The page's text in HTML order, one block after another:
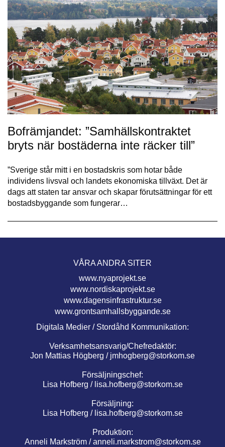
Bofrämjandet: ”Samhällskontraktet
bryts när bostäderna inte räcker till”
”Sverige står mitt i en bostadskris som hotar både
individens livsval och landets ekonomiska tillväxt. Det är
dags att staten tar ansvar och skapar förutsättningar för ett
bostadsbyggande som fungerar…
VÅRA ANDRA SITER
www.nyaprojekt.se
www.nordiskaprojekt.se
www.dagensinfrastruktur.se
www.grontsamhallsbyggande.se
Digitala Medier / Stordåhd Kommunikation:
Verksamhetsansvarig/Chefredaktör:
Jon Mattias Högberg / jmhogberg@storkom.se
Försäljningschef:
Lisa Hofberg / lisa.hofberg@storkom.se
Försäljning:
Lisa Hofberg / lisa.hofberg@storkom.se
Produktion:
Anneli Markström /anneli.markstrom@storkom.se